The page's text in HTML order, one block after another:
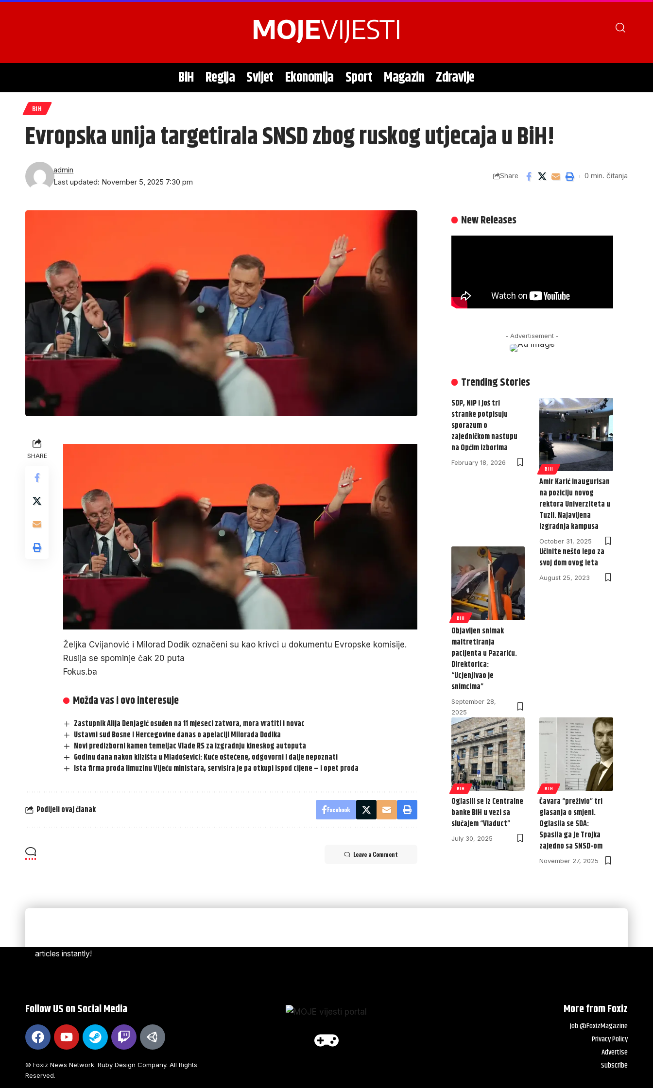
BiH Regija Svijet Ekonomija Sport Magazin Zdravlje
BIH
Evropska unija targetirala SNSD zbog ruskog utjecaja u BiH!
Last updated: November 5, 2025 7:30 pm
admin
Share 0 min. čitanja
SHARE
Željka Cvijanović i Milorad Dodik označeni su kao krivci u dokumentu Evropske komisije.
Rusija se spominje čak 20 puta
Fokus.ba
Možda vas i ovo interesuje
Zastupnik Alija Denjagić osuđen na 11 mjeseci zatvora, mora vratiti i novac
Ustavni sud Bosne i Hercegovine danas o apelaciji Milorada Dodika
Novi predizborni kamen temeljac Vlade RS za izgradnju kineskog autoputa
Godinu dana nakon klizišta u Mladoševici: Kuće oštećene, odgovorni i dalje nepoznati
Ista firma proda limuzinu Vijeću ministara, servisira je pa otkupi ispod cijene – i opet proda
Podijeli ovaj članak Facebook
Leave a Comment
New Releases
- Advertisement -
Trending Stories
SDP, NiP i još tri
stranke potpisuju
sporazum o
zajedničkom nastupu
na Općim izborima
February 18, 2026
BIH
Amir Karić inaugurisan
na poziciju novog
rektora Univerziteta u
Tuzli. Najavljena
izgradnja kampusa
October 31, 2025
BIH
Objavljen snimak
maltretiranja
pacijenta u Pazariću.
Direktorica:
“Ucjenjivao je
snimcima”
September 28,
2025
Učinite nešto lepo za
svoj dom ovog leta
August 25, 2023
BIH
Oglasili se iz Centralne
banke BiH u vezi sa
slučajem “Viaduct”
July 30, 2025
BIH
Čavara “preživio” tri
glasanja o smjeni.
Oglasila se SDA:
Spasila ga je Trojka
zajedno sa SNSD-om
November 27, 2025
articles instantly!
Follow US on Social Media
© Foxiz News Network. Ruby Design Company. All Rights
Reserved.
More from Foxiz
Job @FoxizMagazine
Privacy Policy
Advertise
Subscribe